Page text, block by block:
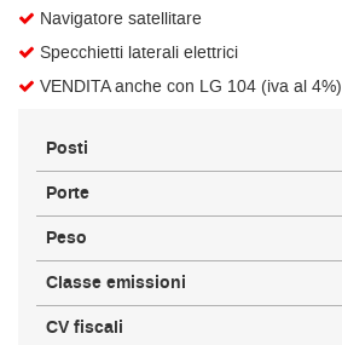
Navigatore satellitare
Specchietti laterali elettrici
VENDITA anche con LG 104 (iva al 4%)
Posti
Porte
Peso
Classe emissioni
CV fiscali